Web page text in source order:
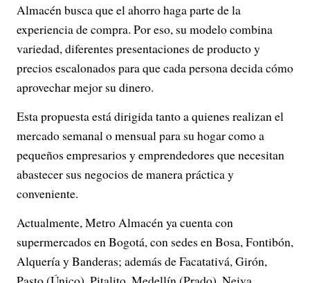
Almacén busca que el ahorro haga parte de la
experiencia de compra. Por eso, su modelo combina
variedad, diferentes presentaciones de producto y
precios escalonados para que cada persona decida cómo
aprovechar mejor su dinero.
Esta propuesta está dirigida tanto a quienes realizan el
mercado semanal o mensual para su hogar como a
pequeños empresarios y emprendedores que necesitan
abastecer sus negocios de manera práctica y
conveniente.
Actualmente, Metro Almacén ya cuenta con
supermercados en Bogotá, con sedes en Bosa, Fontibón,
Alquería y Banderas; además de Facatativá, Girón,